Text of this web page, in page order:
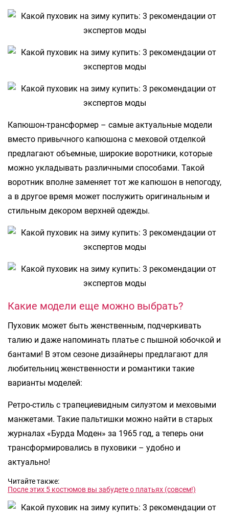
Капюшон-трансформер – самые актуальные модели
вместо привычного капюшона с меховой отделкой
предлагают объемные, широкие воротники, которые
можно укладывать различными способами. Такой
воротник вполне заменяет тот же капюшон в непогоду,
а в другое время может послужить оригинальным и
стильным декором верхней одежды.
Какие модели еще можно выбрать?
Пуховик может быть женственным, подчеркивать
талию и даже напоминать платье с пышной юбочкой и
бантами! В этом сезоне дизайнеры предлагают для
любительниц женственности и романтики такие
варианты моделей:
Ретро-стиль с трапециевидным силуэтом и меховыми
манжетами. Такие пальтишки можно найти в старых
журналах «Бурда Моден» за 1965 год, а теперь они
трансформировались в пуховики – удобно и
актуально!
Читайте также:
После этих 5 костюмов вы забудете о платьях (совсем!)